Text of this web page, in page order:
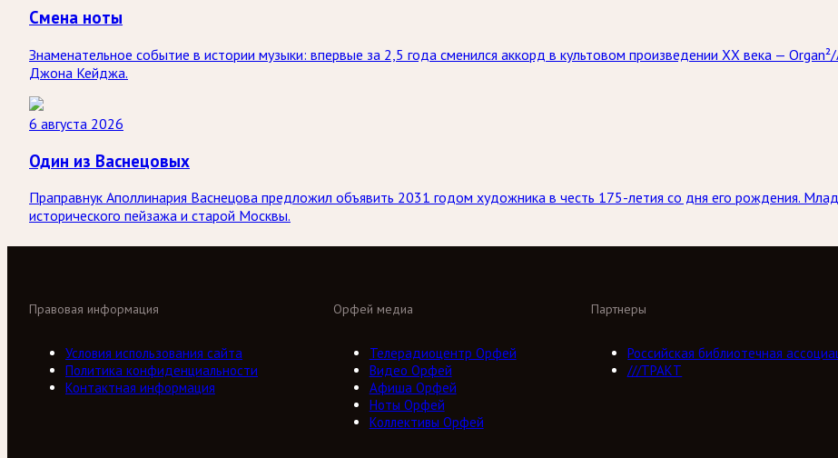
Смена ноты
Знаменательное событие в истории музыки: впервые за 2,5 года сменился аккорд в культовом произведении XX века —
Джона Кейджа.
6 августа 2026
Один из Васнецовых
Праправнук Аполлинария Васнецова предложил объявить 2031 годом художника в честь 175-летия со дня его рождения.
исторического пейзажа и старой Москвы.
Орфей медиа
Телерадиоцентр Орфей
Видео Орфей
Афиша Орфей
Ноты Орфей
Коллективы Орфей
Партнеры
Российская библиотечная
///ТРАКТ
Правовая информация
Условия использования сайта
Политика конфиденциальности
Контактная информация